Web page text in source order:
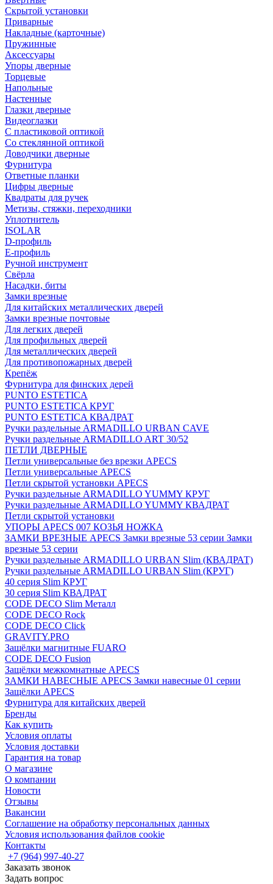
Скрытой установки
Приварные
Накладные (карточные)
Пружинные
Аксессуары
Упоры дверные
Торцевые
Напольные
Настенные
Глазки дверные
Видеоглазки
С пластиковой оптикой
Со стеклянной оптикой
Доводчики дверные
Фурнитура
Ответные планки
Цифры дверные
Квадраты для ручек
Метизы, стяжки, переходники
Уплотнитель
ISOLAR
D-профиль
Е-профиль
Ручной инструмент
Свёрла
Насадки, биты
Замки врезные
Для китайских металлических дверей
Замки врезные почтовые
Для легких дверей
Для профильных дверей
Для металлических дверей
Для противопожарных дверей
Крепёж
Фурнитура для финских дерей
PUNTO ESTETICA
PUNTO ESTETICA КРУГ
PUNTO ESTETICA КВАДРАТ
Ручки раздельные ARMADILLO URBAN CAVE
Ручки раздельные ARMADILLO ART 30/52
ПЕТЛИ ДВЕРНЫЕ
Петли универсальные без врезки APECS
Петли универсальные APECS
Петли скрытой установки APECS
Ручки раздельные ARMADILLO YUMMY КРУГ
Ручки раздельные ARMADILLO YUMMY КВАДРАТ
Петли скрытой установки
УПОРЫ APECS 007 КОЗЬЯ НОЖКА
ЗАМКИ ВРЕЗНЫЕ APECS Замки врезные 53 серии Замки
врезные 53 серии
Ручки раздельные ARMADILLO URBAN Slim (КВАДРАТ)
Ручки раздельные ARMADILLO URBAN Slim (КРУГ)
40 серия Slim КРУГ
30 серия Slim КВАДРАТ
CODE DECO Slim Металл
CODE DECO Rock
CODE DECO Click
GRAVITY.PRO
Защёлки магнитные FUARO
CODE DECO Fusion
Защёлки межкомнатные APECS
ЗАМКИ НАВЕСНЫЕ APECS Замки навесные 01 серии
Защёлки APECS
Фурнитура для китайских дверей
Бренды
Как купить
Условия оплаты
Условия доставки
Гарантия на товар
О магазине
О компании
Новости
Отзывы
Вакансии
Соглашение на обработку персональных данных
Условия использования файлов cookie
Контакты
+7 (964) 997-40-27
Заказать звонок
Задать вопрос